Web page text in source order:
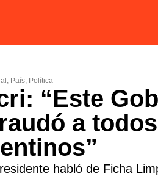
País Política
“Este
a
habló de Ficha